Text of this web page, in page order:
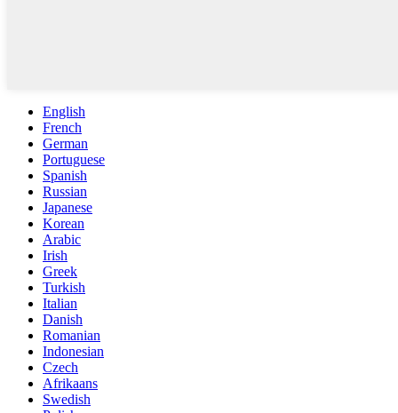
English
French
German
Portuguese
Spanish
Russian
Japanese
Korean
Arabic
Irish
Greek
Turkish
Italian
Danish
Romanian
Indonesian
Czech
Afrikaans
Swedish